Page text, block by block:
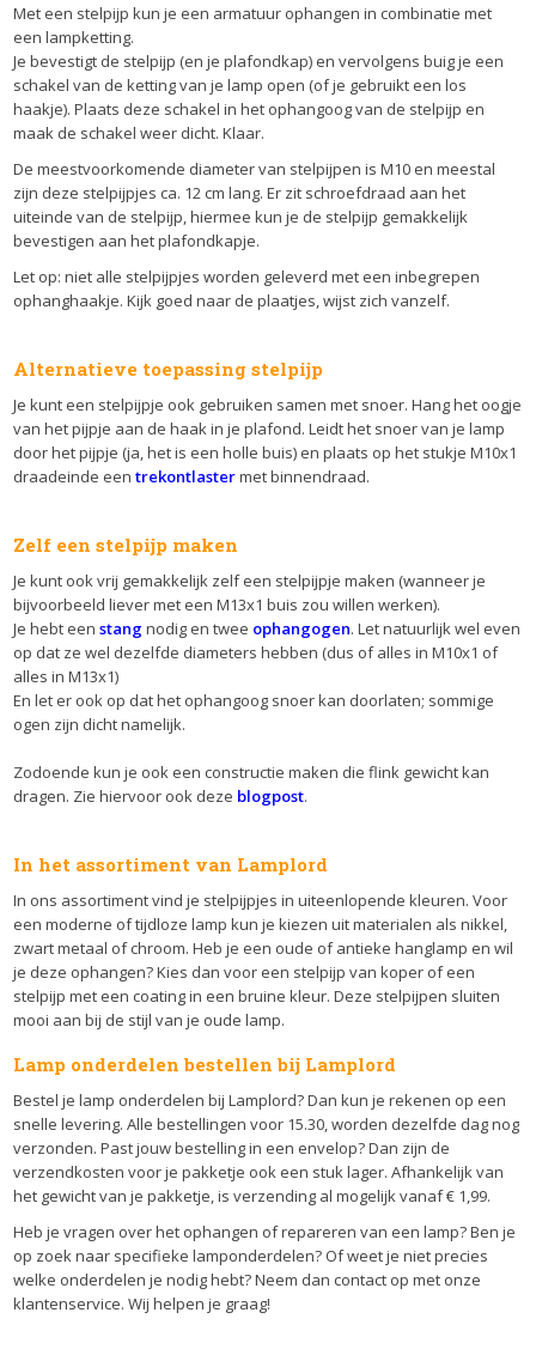
Met een stelpijp kun je een armatuur ophangen in combinatie met
een lampketting.
Je bevestigt de stelpijp (en je plafondkap) en vervolgens buig je een
schakel van de ketting van je lamp open (of je gebruikt een los
haakje). Plaats deze schakel in het ophangoog van de stelpijp en
maak de schakel weer dicht. Klaar.
De meestvoorkomende diameter van stelpijpen is M10 en meestal
zijn deze stelpijpjes ca. 12 cm lang. Er zit schroefdraad aan het
uiteinde van de stelpijp, hiermee kun je de stelpijp gemakkelijk
bevestigen aan het plafondkapje.
Let op: niet alle stelpijpjes worden geleverd met een inbegrepen
ophanghaakje. Kijk goed naar de plaatjes, wijst zich vanzelf.
Alternatieve toepassing stelpijp
Je kunt een stelpijpje ook gebruiken samen met snoer. Hang het oogje
van het pijpje aan de haak in je plafond. Leidt het snoer van je lamp
door het pijpje (ja, het is een holle buis) en plaats op het stukje M10x1
draadeinde een trekontlastermet binnendraad.
Zelf een stelpijp maken
Je kunt ook vrij gemakkelijk zelf een stelpijpje maken (wanneer je
bijvoorbeeld liever met een M13x1 buis zou willen werken).
Je hebt een stangnodig en twee ophangogen. Let natuurlijk wel even
op dat ze wel dezelfde diameters hebben (dus of alles in M10x1 of
alles in M13x1)
En let er ook op dat het ophangoog snoer kan doorlaten; sommige
ogen zijn dicht namelijk.
Zodoende kun je ook een constructie maken die flink gewicht kan
dragen. Zie hiervoor ook deze blogpost.
In het assortiment van Lamplord
In ons assortiment vind je stelpijpjes in uiteenlopende kleuren. Voor
een moderne of tijdloze lamp kun je kiezen uit materialen als nikkel,
zwart metaal of chroom. Heb je een oude of antieke hanglamp en wil
je deze ophangen? Kies dan voor een stelpijp van koper of een
stelpijp met een coating in een bruine kleur. Deze stelpijpen sluiten
mooi aan bij de stijl van je oude lamp.
Lamp onderdelen bestellen bij Lamplord
Bestel je lamp onderdelen bij Lamplord? Dan kun je rekenen op een
snelle levering. Alle bestellingen voor 15.30, worden dezelfde dag nog
verzonden. Past jouw bestelling in een envelop? Dan zijn de
verzendkosten voor je pakketje ook een stuk lager. Afhankelijk van
het gewicht van je pakketje, is verzending al mogelijk vanaf € 1,99.
Heb je vragen over het ophangen of repareren van een lamp? Ben je
op zoek naar specifieke lamponderdelen? Of weet je niet precies
welke onderdelen je nodig hebt? Neem dan contact op met onze
klantenservice. Wij helpen je graag!